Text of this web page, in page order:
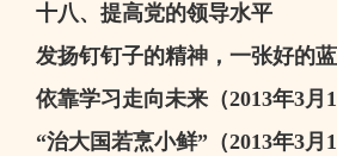
十八、提高党的领导水平
发扬钉钉子的精神，一张好的
依靠学习走向未来（2013年3月
“治大国若烹小鲜”（2013年3月